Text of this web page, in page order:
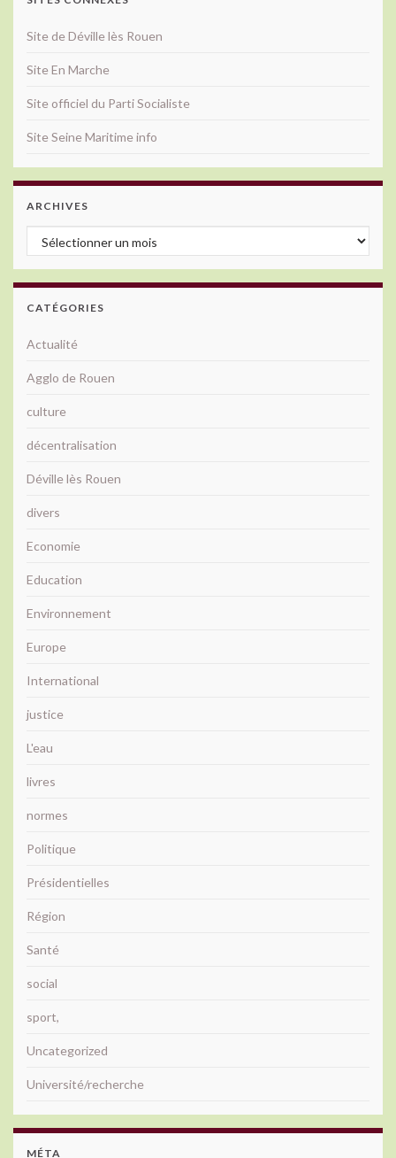
Site de Déville lès Rouen
Site En Marche
Site officiel du Parti Socialiste
Site Seine Maritime info
ARCHIVES
Archives
CATÉGORIES
Actualité
Agglo de Rouen
culture
décentralisation
Déville lès Rouen
divers
Economie
Education
Environnement
Europe
International
justice
L'eau
livres
normes
Politique
Présidentielles
Région
Santé
social
sport,
Uncategorized
Université/recherche
MÉTA